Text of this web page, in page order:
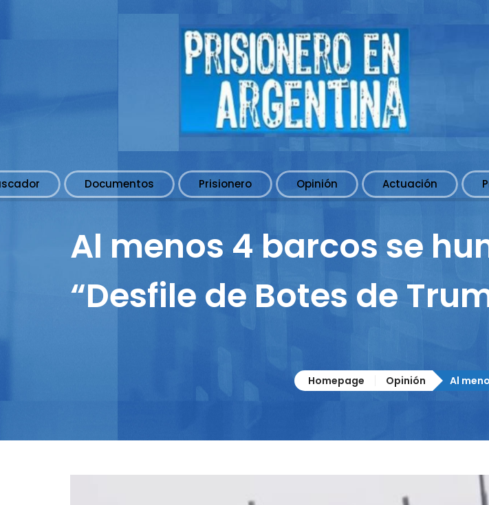
Documentos Prisionero Opinión Actuación
Al menos 4 barcos se
“Desfile de Botes de
Homepage Opinión Al